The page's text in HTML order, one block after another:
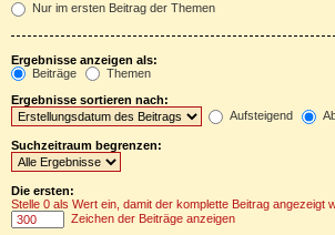
Nur im ersten Beitrag der Themen
Ergebnisse anzeigen als:
Beiträge
Themen
Ergebnisse sortieren nach:
Aufsteigend
Suchzeitraum begrenzen:
Die ersten:
Stelle 0 als Wert ein, damit der komplette Beitrag angezeigt
Zeichen der Beiträge anzeigen